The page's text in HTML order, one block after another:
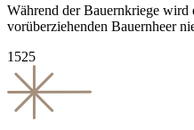
Während der Bauernkriege wird
vorüberziehenden Bauernheer
1525